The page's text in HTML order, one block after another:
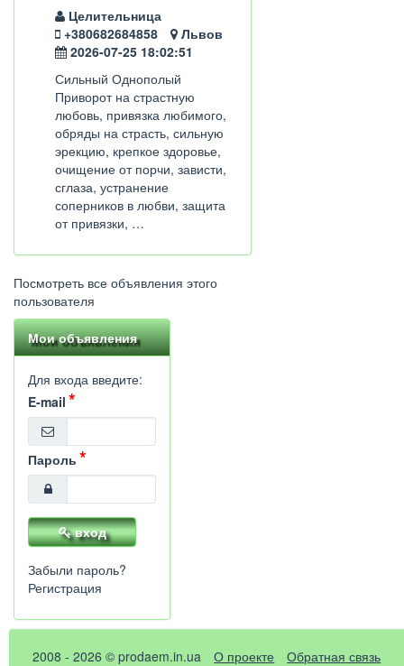
Целительница
+380682684858
Львов
2026-07-25 18:02:51
Сильный Однополый
Приворот на страстную
любовь, привязка любимого,
обряды на страсть, сильную
эрекцию, крепкое здоровье,
очищение от порчи, зависти,
сглаза, устранение
соперников в любви, защита
от привязки, …
Посмотреть все объявления этого
пользователя
Мои объявления
Для входа введите:
E-mail
Пароль
вход
Забыли пароль?
Регистрация
2008 - 2026 © prodaem.in.ua О проекте Обратная связь